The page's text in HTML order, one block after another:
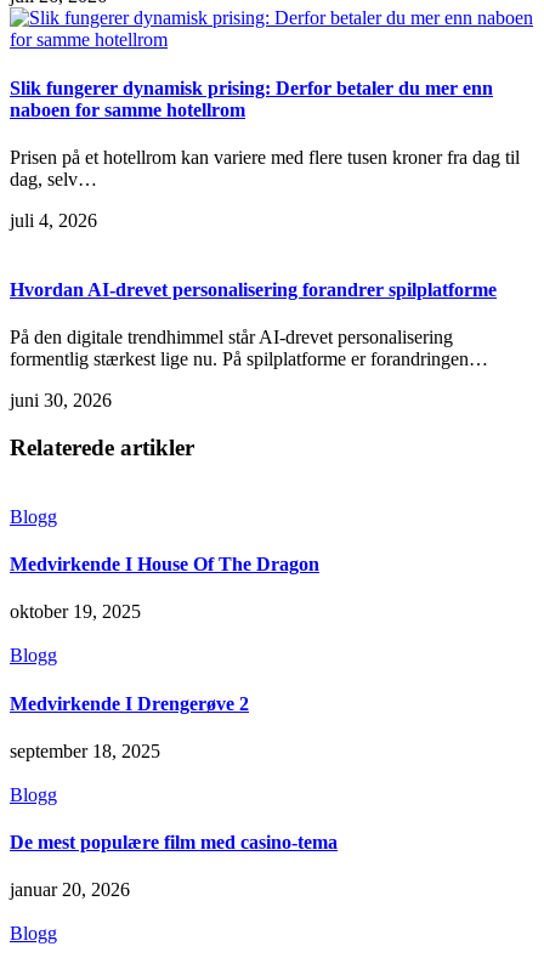
Slik fungerer dynamisk prising: Derfor betaler du mer enn
naboen for samme hotellrom
Prisen på et hotellrom kan variere med flere tusen kroner fra dag til
dag, selv…
juli 4, 2026
Hvordan AI-drevet personalisering forandrer spilplatforme
På den digitale trendhimmel står AI-drevet personalisering
formentlig stærkest lige nu. På spilplatforme er forandringen…
juni 30, 2026
Relaterede artikler
Blogg
Medvirkende I House Of The Dragon
oktober 19, 2025
Blogg
Medvirkende I Drengerøve 2
september 18, 2025
Blogg
De mest populære film med casino-tema
januar 20, 2026
Blogg